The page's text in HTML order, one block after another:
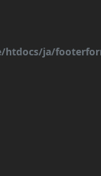
ja/